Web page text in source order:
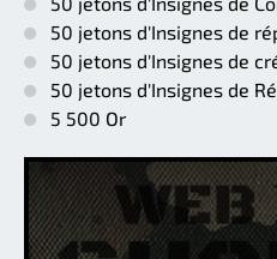
50 jetons d'Insignes de
50 jetons d'Insignes de
50 jetons d'Insignes de
5 500 Or